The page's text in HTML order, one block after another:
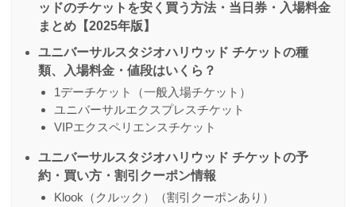
ッドのチケットを安く買う方法・当日券・入場料金
まとめ【2025年版】
ユニバーサルスタジオハリウッド チケットの種
類、入場料金・値段はいくら？
1デーチケット（一般入場チケット）
ユニバーサルエクスプレスチケット
VIPエクスペリエンスチケット
ユニバーサルスタジオハリウッド チケットの予
約・買い方・割引クーポン情報
Klook（クルック）（割引クーポンあり）